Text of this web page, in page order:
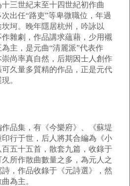
三世紀末至十四世紀初作曲
出任“路吏”等卑微職位，年過
坷。晚年隱居杭州，吟詠以
雜劇，作品講求蘊藉，少用襯
主，是元曲“清麗派”代表作
尚率真自然，后期因士人創作
久量多質精的作品，正是元代
。
品集，有《今樂府》、《蘇堤
行于世，后人將其合編為《小
五十五首，散套九篇，收錄于
久所作散曲數量之多，為元人之
，作品收錄于《元詩選》，然
為主。